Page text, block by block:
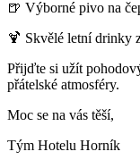
🍺 Výborné pivo na
🍹 Skvělé letní drinky
Přijďte si užít
přátelské atmosféry.
Moc se na vás těší,
Tým Hotelu Horník